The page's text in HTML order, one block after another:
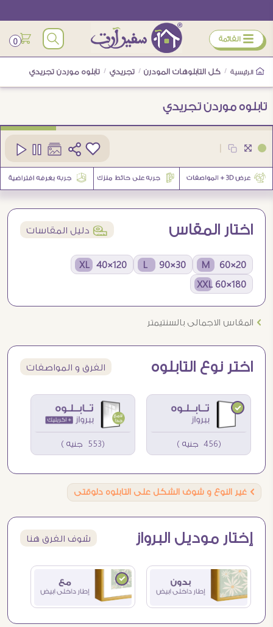
ÿ القائمة 0
الرئيسية / كل التابلوهات المودرن / تجريدي / تابلوه موردن تجريدي
تابلوه موردن تجريدي
اختار المقاس í دليل المقاسات
20×60 M
30×90 L
120×40 XL
180×60 XXL
Ö المقاس الاجمالى بالسنتيمتر
اختر نوع التابلوه الفرق و المواصفات
(456 جنيه ) (553 جنيه )
Ö غير النوع و شوف الشكل على التابلوه دلوقتى
إختار موديل البرواز شوف الفرق هنا